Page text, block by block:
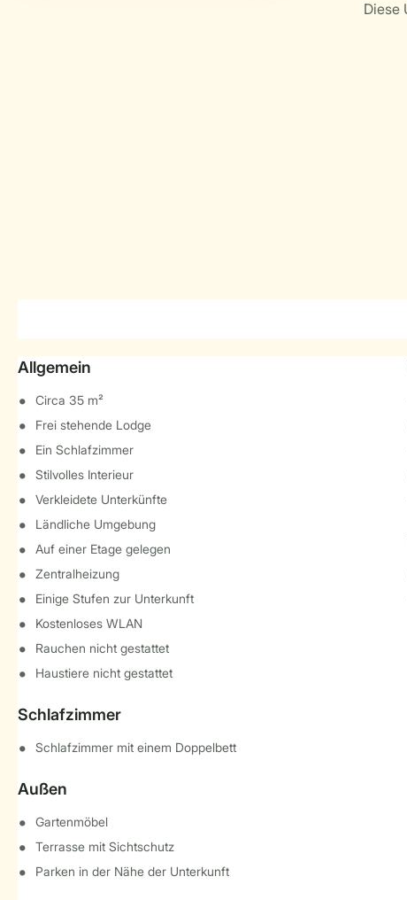
Allgemein
Circa 35 m²
Frei stehende Lodge
Ein Schlafzimmer
Stilvolles Interieur
Verkleidete Unterkünfte
Ländliche Umgebung
Auf einer Etage gelegen
Zentralheizung
Einige Stufen zur Unterkunft
Kostenloses WLAN
Rauchen nicht gestattet
Haustiere nicht gestattet
Schlafzimmer
Schlafzimmer mit einem Doppelbett
Außen
Gartenmöbel
Terrasse mit Sichtschutz
Parken in der Nähe der Unterkunft